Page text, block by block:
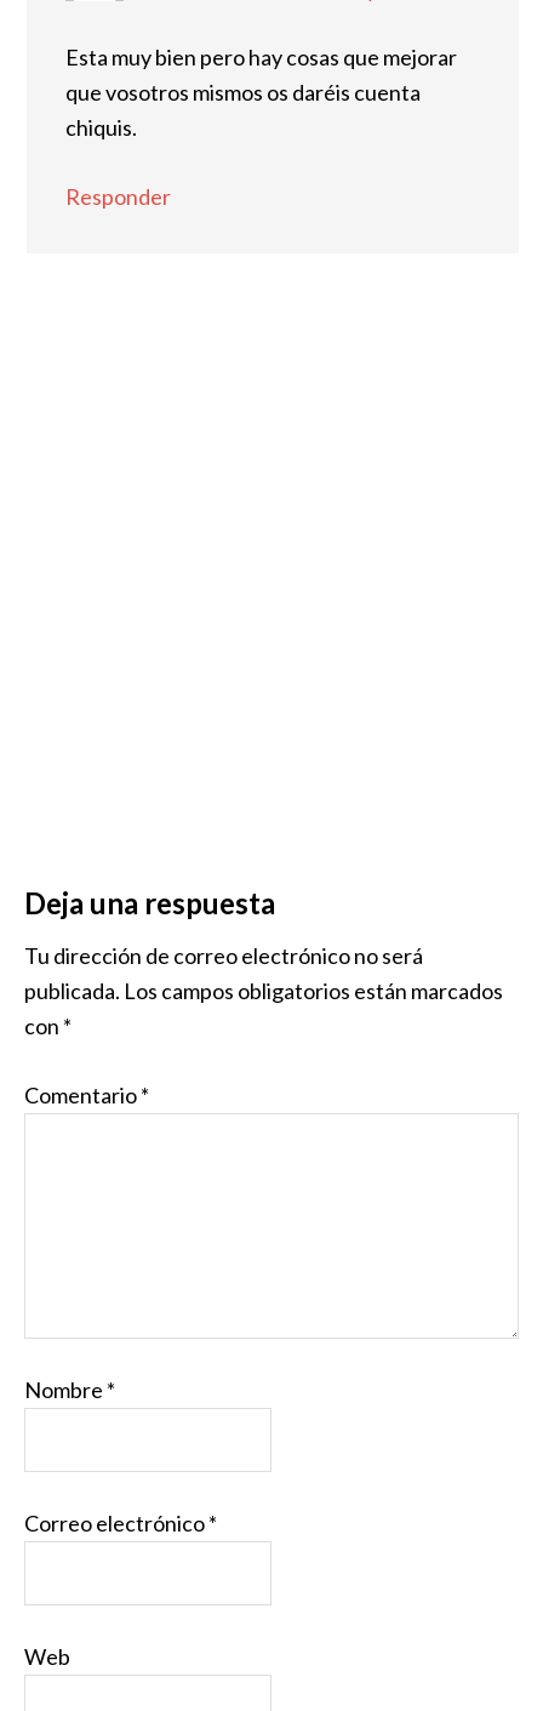
Esta muy bien pero hay cosas que mejorar
que vosotros mismos os daréis cuenta
chiquis.
Responder
Deja una respuesta
Tu dirección de correo electrónico no será
publicada. Los campos obligatorios están marcados
con *
Comentario*
Nombre *
Correo electrónico*
Web